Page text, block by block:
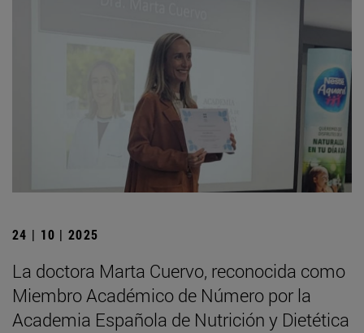
24 | 10 | 2025
La doctora Marta Cuervo, reconocida como
Miembro Académico de Número por la
Academia Española de Nutrición y Dietética